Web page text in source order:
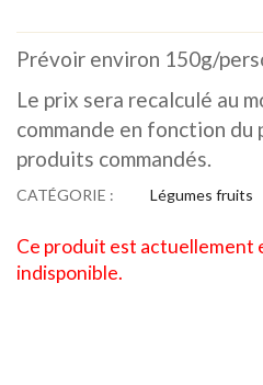
Prévoir environ 150g/
Le prix sera recalculé au
commande en fonction du
produits commandés.
CATÉGORIE : Légumes fruits
Ce produit est actuellement
indisponible.